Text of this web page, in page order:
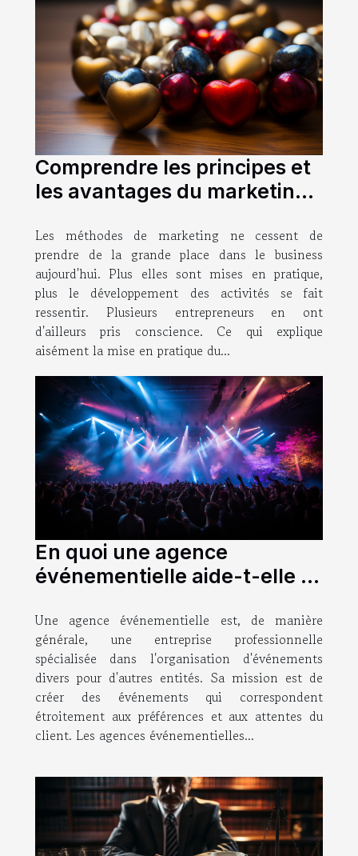
Comprendre les principes et
les avantages du marketing
Les méthodes de marketing ne cessent de
prendre de la grande place dans le business
aujourd'hui. Plus elles sont mises en pratique,
plus le développement des activités se fait
ressentir. Plusieurs entrepreneurs en ont
d'ailleurs pris conscience. Ce qui explique
aisément la mise en pratique du...
En quoi une agence
événementielle aide-t-elle et
activités ?
Une agence événementielle est, de manière
générale, une entreprise professionnelle
spécialisée dans l'organisation d'événements
divers pour d'autres entités. Sa mission est de
créer des événements qui correspondent
étroitement aux préférences et aux attentes du
client. Les agences événementielles...